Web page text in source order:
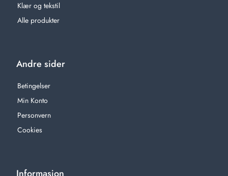
Klær og tekstil
Alle produkter
Andre sider
Betingelser
Min Konto
Personvern
Cookies